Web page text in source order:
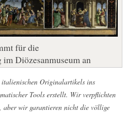
für die
Diözesanmuseum an
Originalartikels ins
Tools erstellt. Wir verpflichten
aber wir garantieren nicht die völlige